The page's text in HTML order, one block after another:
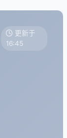
更新于
16:45